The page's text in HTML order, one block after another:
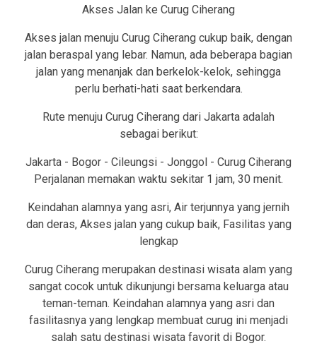
Akses Jalan ke Curug Ciherang
Akses jalan menuju Curug Ciherang cukup baik, dengan
jalan beraspal yang lebar. Namun, ada beberapa bagian
jalan yang menanjak dan berkelok-kelok, sehingga
perlu berhati-hati saat berkendara.
Rute menuju Curug Ciherang dari Jakarta adalah
sebagai berikut:
Jakarta - Bogor - Cileungsi - Jonggol - Curug Ciherang
Perjalanan memakan waktu sekitar 1 jam, 30 menit.
Keindahan alamnya yang asri, Air terjunnya yang jernih
dan deras, Akses jalan yang cukup baik, Fasilitas yang
lengkap
Curug Ciherang merupakan destinasi wisata alam yang
sangat cocok untuk dikunjungi bersama keluarga atau
teman-teman. Keindahan alamnya yang asri dan
fasilitasnya yang lengkap membuat curug ini menjadi
salah satu destinasi wisata favorit di Bogor.